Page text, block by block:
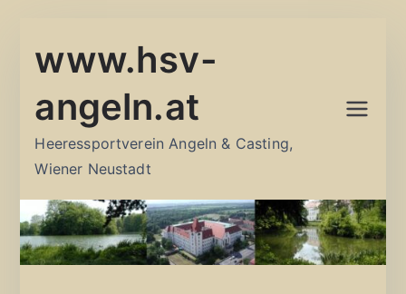
Inhalt
www.hsv-
angeln.at
Heeressportverein Angeln & Casting,
Wiener Neustadt